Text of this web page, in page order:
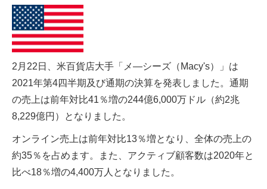
2月22日、米百貨店大手「メ―シーズ（Macy's）」は
2021年第4四半期及び通期の決算を発表しました。通期
の売上は前年対比41％増の244億6,000万ドル（約2兆
8,229億円）となりました。
オンライン売上は前年対比13％増となり、全体の売上の
約35％を占めます。また、アクティブ顧客数は2020年と
比べ18％増の4,400万人となりました。